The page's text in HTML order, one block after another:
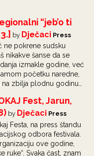
“jeb’o ti
by Dječaci Press
ne pokrene sudsku
nikakve šanse da se
izmakle godine, već
početku naredne,
zbilja plodnu godinu…
Fest, Jarun,
by Dječaci Press
Festa, na press štandu
odbora festivala.
ove godine,
ruke“. Svaka čast, znam